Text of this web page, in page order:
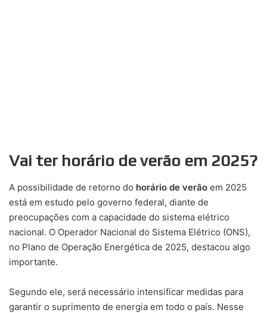
Vai ter horário de verão em 2025?
A possibilidade de retorno do horário de verão em 2025
está em estudo pelo governo federal, diante de
preocupações com a capacidade do sistema elétrico
nacional. O Operador Nacional do Sistema Elétrico (ONS),
no Plano de Operação Energética de 2025, destacou algo
importante.
Segundo ele, será necessário intensificar medidas para
garantir o suprimento de energia em todo o país. Nesse